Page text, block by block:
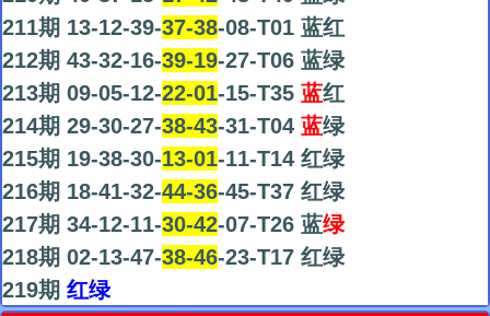
211期 13-12-39-37-38-08-T01 蓝红
212期 43-32-16-39-19-27-T06 蓝绿
213期 09-05-12-22-01-15-T35 蓝红
214期 29-30-27-38-43-31-T04 蓝绿
215期 19-38-30-13-01-11-T14 红绿
216期 18-41-32-44-36-45-T37 红绿
217期 34-12-11-30-42-07-T26 蓝绿
218期 02-13-47-38-46-23-T17 红绿
219期 红绿